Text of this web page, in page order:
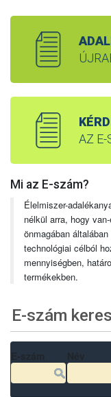
AZ E-
Mi az E-szám?
Élelmiszer-
nélkül arra, hogy
önmagában
technológiai célból
mennyiségben,
termékekben.
E-szám